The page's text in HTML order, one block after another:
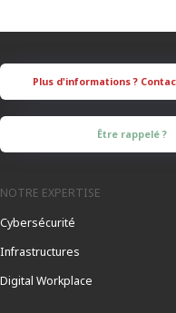
Être rappelé ?
NOTRE EXPERTISE
Cybersécurité
Infrastructures
Digital Workplace